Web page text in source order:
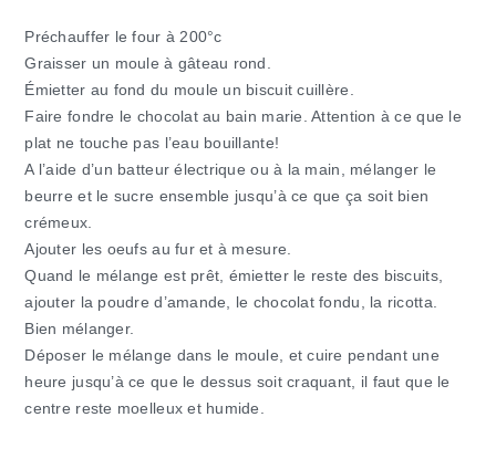
Préchauffer le four à 200°c
Graisser un moule à gâteau rond.
Émietter au fond du moule un biscuit cuillère.
Faire fondre le chocolat au bain marie. Attention à ce que le
plat ne touche pas l’eau bouillante!
A l’aide d’un batteur électrique ou à la main, mélanger le
beurre et le sucre ensemble jusqu’à ce que ça soit bien
crémeux.
Ajouter les oeufs au fur et à mesure.
Quand le mélange est prêt, émietter le reste des biscuits,
ajouter la poudre d’amande, le chocolat fondu, la ricotta.
Bien mélanger.
Déposer le mélange dans le moule, et cuire pendant une
heure jusqu’à ce que le dessus soit craquant, il faut que le
centre reste moelleux et humide.